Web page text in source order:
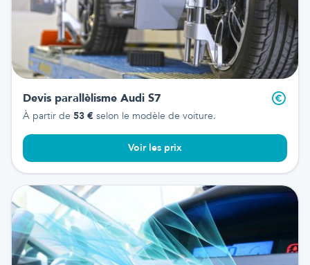
Devis parallèlisme Audi S7
À partir de 53 € selon le modèle de voiture.
Voir les prix